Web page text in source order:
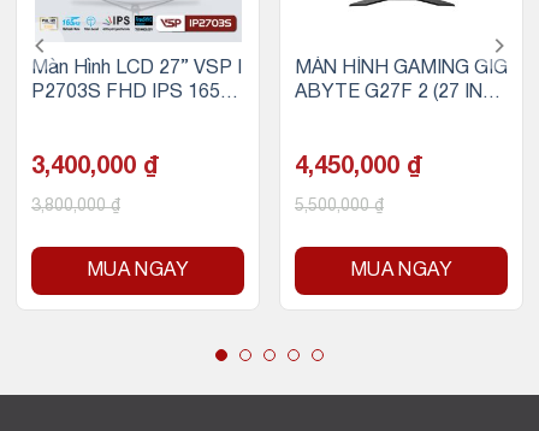
Màn Hình LCD 27” VSP I
P2703S FHD IPS 165H
3,400,000 ₫
3,800,000₫
MUA NGAY
MÀN HÌNH GAMING GIG
ABYTE G27F 2 (27 INC
4,450,000 ₫
5,500,000₫
MUA NGAY